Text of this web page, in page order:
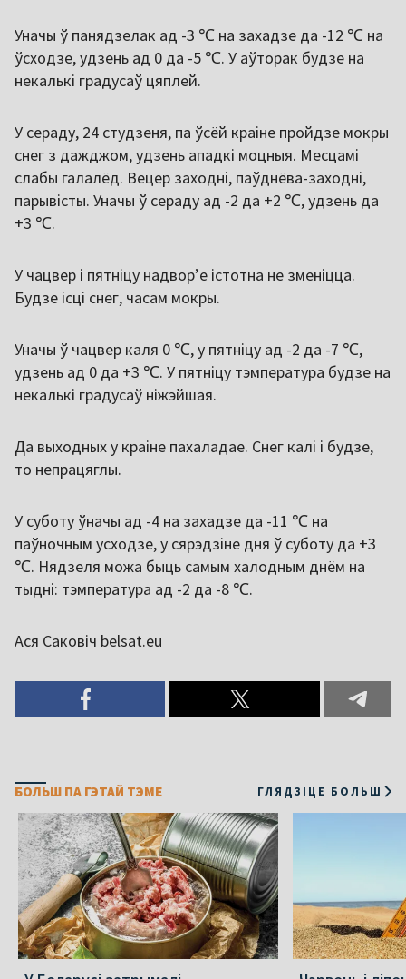
Уначы ў панядзелак ад -3 ℃ на захадзе да -12 ℃ на
ўсходзе, удзень ад 0 да -5 ℃. У аўторак будзе на
некалькі градусаў цяплей.
У сераду, 24 студзеня, па ўсёй краіне пройдзе мокры
снег з дажджом, удзень ападкі моцныя. Месцамі
слабы галалёд. Вецер заходні, паўднёва-заходні,
парывісты. Уначы ў сераду ад -2 да +2 ℃, удзень да
+3 ℃.
У чацвер і пятніцу надворʼе істотна не зменіцца.
Будзе ісці снег, часам мокры.
Уначы ў чацвер каля 0 ℃, у пятніцу ад -2 да -7 ℃,
удзень ад 0 да +3 ℃. У пятніцу тэмпература будзе на
некалькі градусаў ніжэйшая.
Да выходных у краіне пахаладае. Снег калі і будзе,
то непрацяглы.
У суботу ўначы ад -4 на захадзе да -11 ℃ на
паўночным усходзе, у сярэдзіне дня ў суботу да +3
℃. Нядзеля можа быць самым халодным днём на
тыдні: тэмпература ад -2 да -8 ℃.
Ася Саковіч belsat.eu
БОЛЬШ ПА ГЭТАЙ ТЭМЕ ГЛЯДЗІЦЕ БОЛЬШ